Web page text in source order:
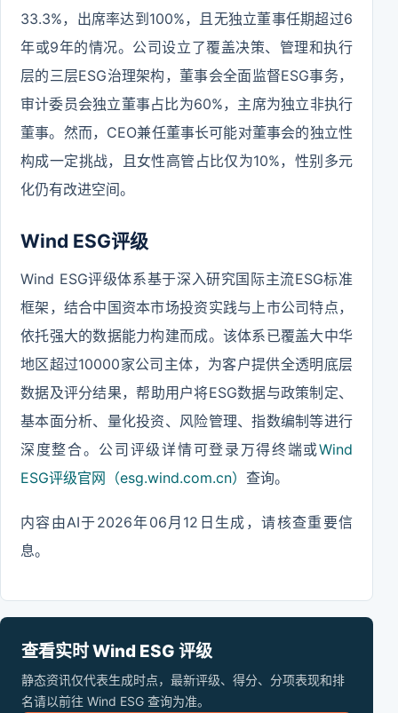
33.3%，出席率达到100%，且无独立董事任期超过6
年或9年的情况。公司设立了覆盖决策、管理和执行
层的三层ESG治理架构，董事会全面监督ESG事务，
审计委员会独立董事占比为60%，主席为独立非执行
董事。然而，CEO兼任董事长可能对董事会的独立性
构成一定挑战，且女性高管占比仅为10%，性别多元
化仍有改进空间。
Wind ESG评级
Wind ESG评级体系基于深入研究国际主流ESG标准
框架，结合中国资本市场投资实践与上市公司特点，
依托强大的数据能力构建而成。该体系已覆盖大中华
地区超过10000家公司主体，为客户提供全透明底层
数据及评分结果，帮助用户将ESG数据与政策制定、
基本面分析、量化投资、风险管理、指数编制等进行
深度整合。公司评级详情可登录万得终端或Wind
ESG评级官网（esg.wind.com.cn） 查询。
内容由AI于2026年06月12日生成，请核查重要信
息。
查看实时 Wind ESG 评级
静态资讯仅代表生成时点，最新评级、得分、分项表现和排
名请以前往 Wind ESG 查询为准。